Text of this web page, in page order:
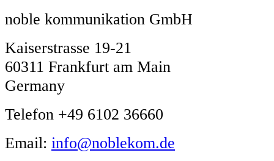
noble kommunikation GmbH
Kaiserstrasse 19-21
60311 Frankfurt am Main
Germany
Telefon +49 6102 36660
Email: info@noblekom.de